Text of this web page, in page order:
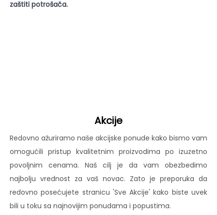
zaštiti potrošača.
Akcije
Redovno ažuriramo naše akcijske ponude kako bismo vam
omogućili pristup kvalitetnim proizvodima po izuzetno
povoljnim cenama. Naš cilj je da vam obezbedimo
najbolju vrednost za vaš novac. Zato je preporuka da
redovno posećujete stranicu 'Sve Akcije' kako biste uvek
bili u toku sa najnovijim ponudama i popustima.